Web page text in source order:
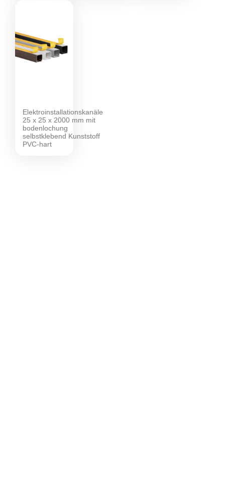
Elektroinstallationskanäle
25 x 25 x 2000 mm mit
bodenlochung
selbstklebend Kunststoff
PVC-hart